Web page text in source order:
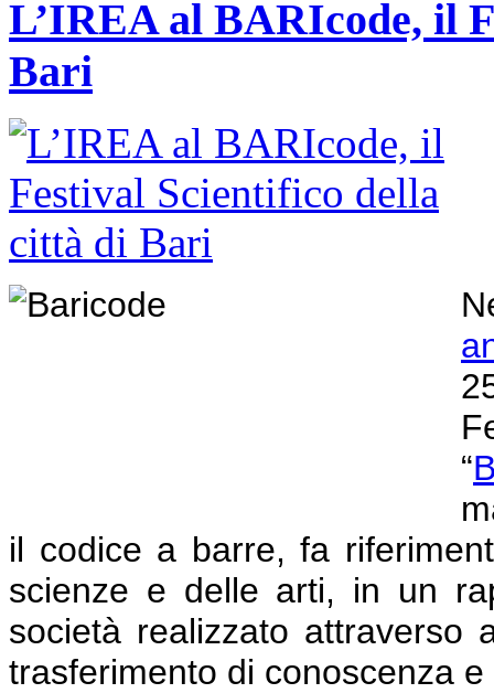
L’IREA al BARIcode, il
Bari
“
il codice a barre, fa
scienze e delle arti, in un
società realizzato attraverso
trasferimento di conoscenza